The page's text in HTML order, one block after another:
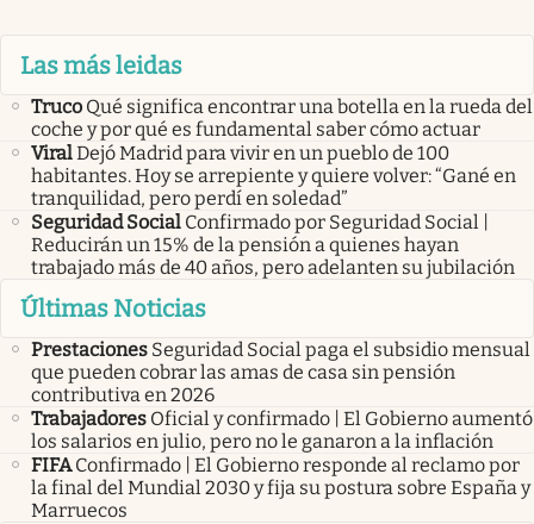
Las más leidas
Truco Qué significa encontrar una botella en la rueda del
coche y por qué es fundamental saber cómo actuar
ViralDejó Madrid para vivir en un pueblo de 100
habitantes. Hoy se arrepiente y quiere volver: “Gané en
tranquilidad, pero perdí en soledad”
Seguridad Social Confirmado por Seguridad Social |
Reducirán un 15% de la pensión a quienes hayan
trabajado más de 40 años, pero adelanten su jubilación
Últimas Noticias
Prestaciones Seguridad Social paga el subsidio mensual
que pueden cobrar las amas de casa sin pensión
contributiva en 2026
Trabajadores Oficial y confirmado | El Gobierno aumentó
los salarios en julio, pero no le ganaron a la inflación
FIFA Confirmado | El Gobierno responde al reclamo por
la final del Mundial 2030 y fija su postura sobre España y
Marruecos